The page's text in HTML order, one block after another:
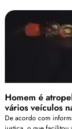
Homem é
vários veículos
De acordo com